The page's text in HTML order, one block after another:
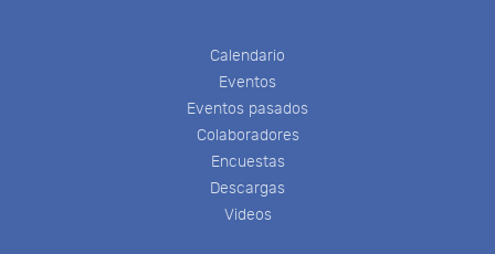
Calendario
Eventos
Eventos pasados
Colaboradores
Encuestas
Descargas
Videos